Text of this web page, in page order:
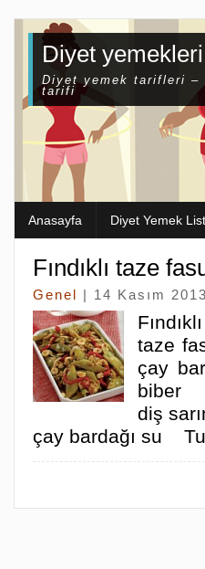
Diyet
Diyet yemek tarifleri –
tarifi
Anasayfa Diyet Yemek
Fındıklı taze
Genel | 14 Kasım
taze
çay
biber
diş
çay bardağı su